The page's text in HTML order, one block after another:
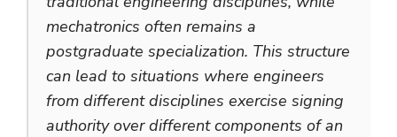
mechatronics often remains a
postgraduate specialization. This structure
can lead to situations where engineers
from different disciplines exercise signing
authority over different components of an